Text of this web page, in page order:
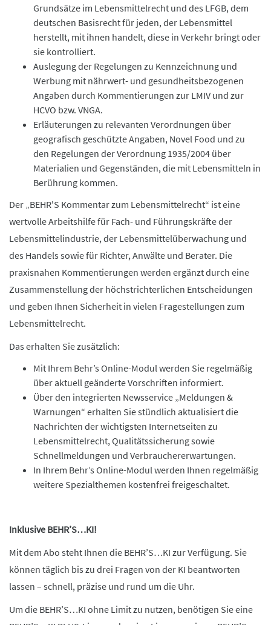
Grundsätze im Lebensmittelrecht und des LFGB, dem
deutschen Basisrecht für jeden, der Lebensmittel
herstellt, mit ihnen handelt, diese in Verkehr bringt oder
sie kontrolliert.
Auslegung der Regelungen zu Kennzeichnung und
Werbung mit nährwert- und gesundheitsbezogenen
Angaben durch Kommentierungen zur LMIV und zur
HCVO bzw. VNGA.
Erläuterungen zu relevanten Verordnungen über
geografisch geschützte Angaben, Novel Food und zu
den Regelungen der Verordnung 1935/2004 über
Materialien und Gegenständen, die mit Lebensmitteln in
Berührung kommen.
Der „BEHR'S Kommentar zum Lebensmittelrecht“ ist eine
wertvolle Arbeitshilfe für Fach- und Führungskräfte der
Lebensmittelindustrie, der Lebensmittelüberwachung und
des Handels sowie für Richter, Anwälte und Berater. Die
praxisnahen Kommentierungen werden ergänzt durch eine
Zusammenstellung der höchstrichterlichen Entscheidungen
und geben Ihnen Sicherheit in vielen Fragestellungen zum
Lebensmittelrecht.
Das erhalten Sie zusätzlich:
Mit Ihrem Behr’s Online-Modul werden Sie regelmäßig
über aktuell geänderte Vorschriften informiert.
Über den integrierten Newsservice „Meldungen &
Warnungen“ erhalten Sie stündlich aktualisiert die
Nachrichten der wichtigsten Internetseiten zu
Lebensmittelrecht, Qualitätssicherung sowie
Schnellmeldungen und Verbrauchererwartungen.
In Ihrem Behr’s Online-Modul werden Ihnen regelmäßig
weitere Spezialthemen kostenfrei freigeschaltet.
Inklusive BEHR’S…KI!
Mit dem Abo steht Ihnen die BEHR’S…KI zur Verfügung. Sie
können täglich bis zu drei Fragen von der KI beantworten
lassen – schnell, präzise und rund um die Uhr.
Um die BEHR’S…KI ohne Limit zu nutzen, benötigen Sie eine